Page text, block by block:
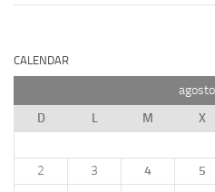
CALENDAR
D
L M X
2
3 4 5